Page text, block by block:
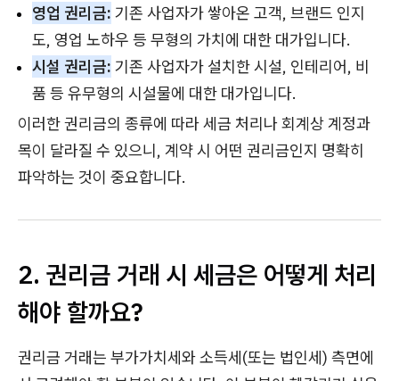
영업 권리금: 기존 사업자가 쌓아온 고객, 브랜드 인지
도, 영업 노하우 등 무형의 가치에 대한 대가입니다.
시설 권리금: 기존 사업자가 설치한 시설, 인테리어, 비
품 등 유무형의 시설물에 대한 대가입니다.
이러한 권리금의 종류에 따라 세금 처리나 회계상 계정과
목이 달라질 수 있으니, 계약 시 어떤 권리금인지 명확히
파악하는 것이 중요합니다.
2. 권리금 거래 시 세금은 어떻게 처리
해야 할까요?
권리금 거래는 부가가치세와 소득세(또는 법인세) 측면에